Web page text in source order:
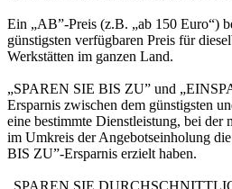
Ein „AB”-Preis (z.B. „ab 150 Euro“)
günstigsten verfügbaren Preis für
Werkstätten im ganzen Land.
„SPAREN SIE BIS ZU” und
Ersparnis zwischen dem günstigsten
eine bestimmte Dienstleistung, bei der
im Umkreis der Angebotseinholung
BIS ZU”-Ersparnis erzielt haben.
„SPAREN SIE